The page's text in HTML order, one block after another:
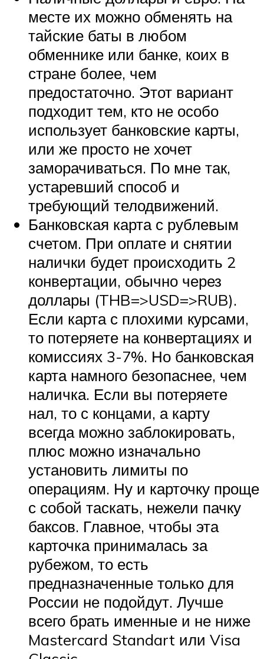
месте их можно обменять на
тайские баты в любом
обменнике или банке, коих в
стране более, чем
предостаточно. Этот вариант
подходит тем, кто не особо
использует банковские карты,
или же просто не хочет
заморачиваться. По мне так,
устаревший способ и
требующий телодвижений.
Банковская карта с рублевым
счетом. При оплате и снятии
налички будет происходить 2
конвертации, обычно через
доллары (THB=>USD=>RUB).
Если карта с плохими курсами,
то потеряете на конвертациях и
комиссиях 3-7%. Но банковская
карта намного безопаснее, чем
наличка. Если вы потеряете
нал, то с концами, а карту
всегда можно заблокировать,
плюс можно изначально
установить лимиты по
операциям. Ну и карточку проще
с собой таскать, нежели пачку
баксов. Главное, чтобы эта
карточка принималась за
рубежом, то есть
предназначенные только для
России не подойдут. Лучше
всего брать именные и не ниже
Mastercard Standart или Visa